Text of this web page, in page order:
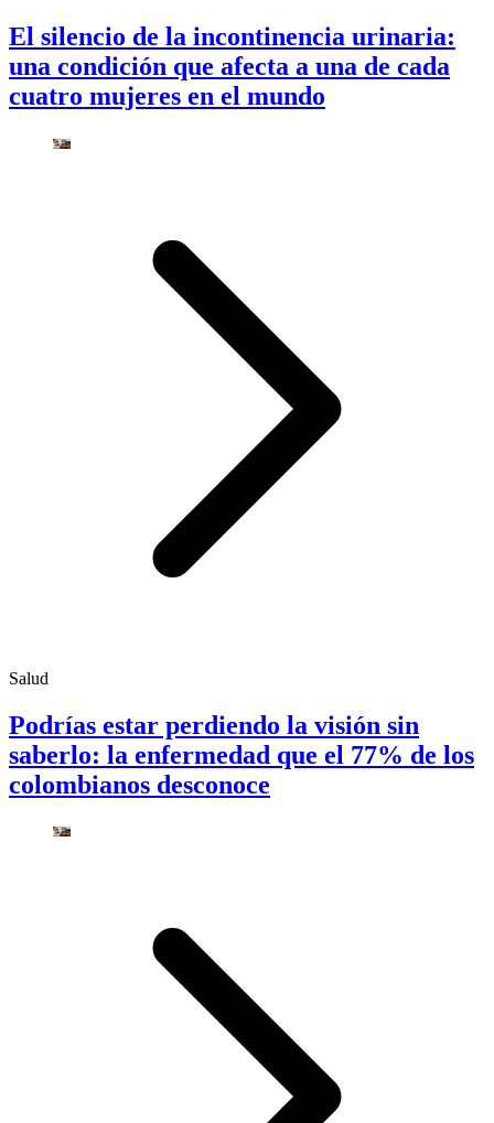
El silencio de la incontinencia urinaria:
una condición que afecta a una de cada
cuatro mujeres en el mundo
Salud
Podrías estar perdiendo la visión sin
saberlo: la enfermedad que el 77% de los
colombianos desconoce